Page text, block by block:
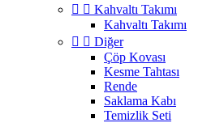
  Kahvaltı Takımı
Kahvaltı Takımı
  Diğer
Çöp Kovası
Kesme Tahtası
Rende
Saklama Kabı
Temizlik Seti